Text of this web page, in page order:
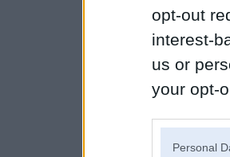
opt-out
interest-
us or
your opt-
Personal